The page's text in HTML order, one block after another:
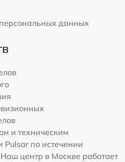
данных
и техническим
Pulsar по истечении
центр в Москве работает